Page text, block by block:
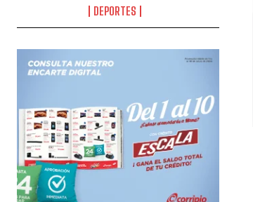
DEPORTES